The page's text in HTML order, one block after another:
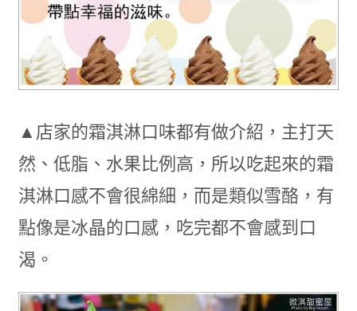
▲店家的霜淇淋口味都有做介紹，主打天
然、低脂、水果比例高，所以吃起來的霜
淇淋口感不會很綿細，而是類似雪酪，有
點像是冰晶的口感，吃完都不會感到口
渴。